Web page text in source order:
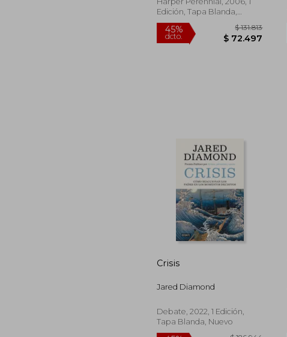
Edición, Tapa Blanda,
Nuevo
45%
dcto.
Crisis
Jared Diamond
Debate, 2022, 1 Edición,
Tapa Blanda, Nuevo